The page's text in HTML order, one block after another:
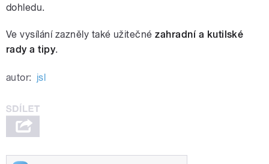
dohledu.
Ve vysílání zazněly také užitečné zahradní a kutilské
rady a tipy.
autor: jsl